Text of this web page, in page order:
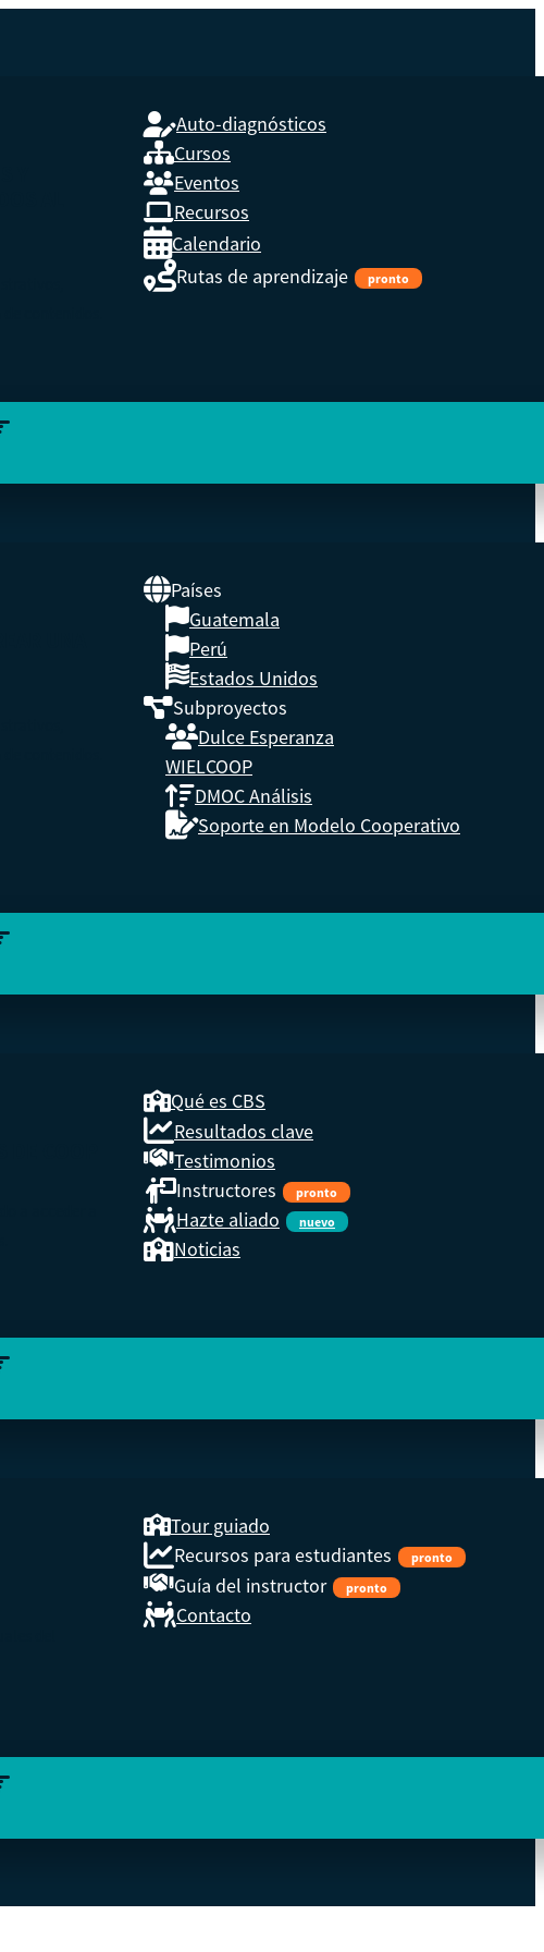
Auto-diagnósticos
Cursos
Eventos
Recursos
Calendario
Rutas de aprendizaje
pronto
Países
Guatemala
Perú
Estados Unidos
Subproyectos
Dulce Esperanza
WIELCOOP
DMOC Análisis
Soporte en Modelo Cooperativo
Qué es CBS
Resultados clave
Testimonios
Instructores
pronto
Hazte aliado nuevo
Noticias
Tour guiado
Recursos para estudiantes
pronto
Guía del instructor pronto
Contacto